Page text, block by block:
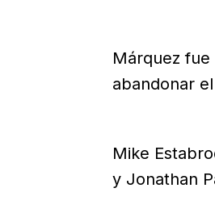
Márquez fue
abandonar
Mike
y Jonathan